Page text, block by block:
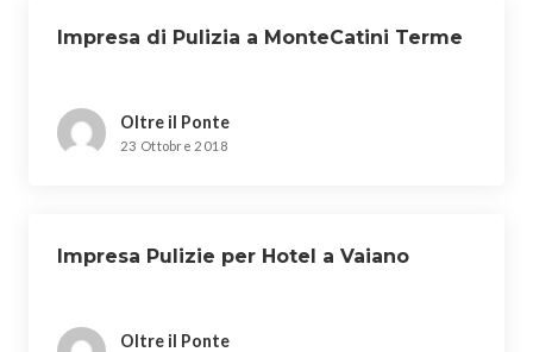
Impresa di Pulizia a MonteCatini Terme
Oltre il Ponte
23 Ottobre 2018
Impresa Pulizie per Hotel a Vaiano
Oltre il Ponte